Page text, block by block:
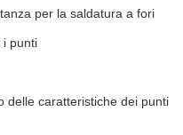
per la saldatura a fori
i punti
delle caratteristiche dei punti